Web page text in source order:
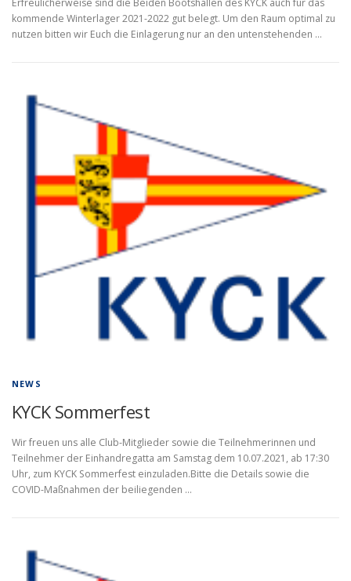
Erfreulicherweise sind die Beiden Bootshallen des KYCK auch für das
kommende Winterlager 2021-2022 gut belegt. Um den Raum optimal zu
nutzen bitten wir Euch die Einlagerung nur an den untenstehenden …
NEWS
KYCK Sommerfest
Wir freuen uns alle Club-Mitglieder sowie die Teilnehmerinnen und
Teilnehmer der Einhandregatta am Samstag dem 10.07.2021, ab 17:30
Uhr, zum KYCK Sommerfest einzuladen.Bitte die Details sowie die
COVID-Maßnahmen der beiliegenden …